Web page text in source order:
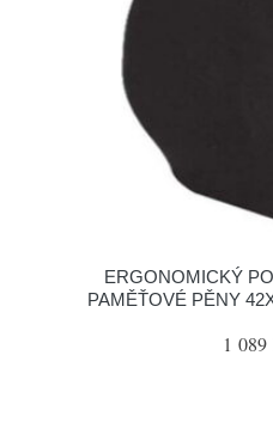
ERGONOMICKÝ
PAMĚŤOVÉ PĚNY
1